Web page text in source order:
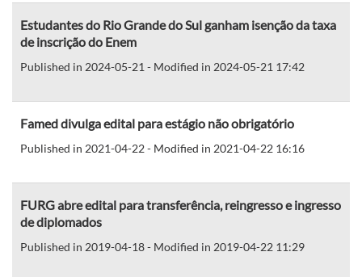
Estudantes do Rio Grande do Sul ganham isenção da taxa
de inscrição do Enem
Published in 2024-05-21 - Modified in 2024-05-21 17:42
Famed divulga edital para estágio não obrigatório
Published in 2021-04-22 - Modified in 2021-04-22 16:16
FURG abre edital para transferência, reingresso e ingresso
de diplomados
Published in 2019-04-18 - Modified in 2019-04-22 11:29